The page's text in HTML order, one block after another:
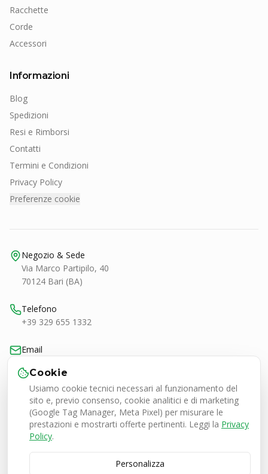
Racchette
Corde
Accessori
Informazioni
Blog
Spedizioni
Resi e Rimborsi
Contatti
Termini e Condizioni
Privacy Policy
Preferenze cookie
Negozio & Sede
Via Marco Partipilo, 40
70124 Bari (BA)
Telefono
+39 329 655 1332
Email
Orari
Lun-Ven 9:00-20:30
Sab 9:00-13:00 / 16:30-20:30
Smash Tennis Specialist Srl
Cookie
Usiamo cookie tecnici necessari al funzionamento del
sito e, previo consenso, cookie analitici e di marketing
(Google Tag Manager, Meta Pixel) per misurare le
prestazioni e mostrarti offerte pertinenti. Leggi la Privacy
Policy.
Personalizza